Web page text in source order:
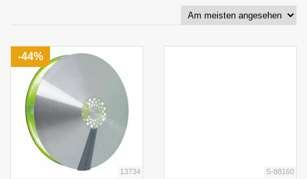
13734
-44%
S-88160